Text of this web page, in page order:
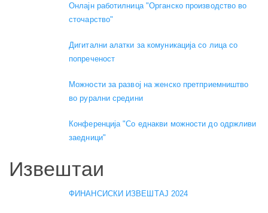
Онлајн работилница "Органско производство во
сточарство"
Дигитални алатки за комуникација со лица со
попреченост
Можности за развој на женско претприемништво
во рурални средини
Конференција "Со еднакви можности до одржливи
заедници"
Извештаи
ФИНАНСИСКИ ИЗВЕШТАЈ 2024